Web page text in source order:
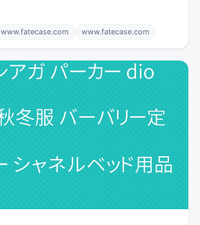
www.fatecase.com www.fatecase.com